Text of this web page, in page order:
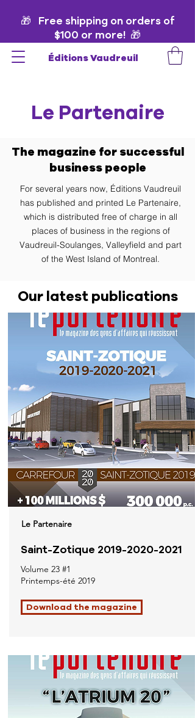
🎁 Free shipping on orders of
$100 or more! 🎁
Éditions Vaudreuil
Le Partenaire
The magazine for successful
business people
For several years now, Éditions Vaudreuil
has published and printed Le Partenaire,
which is distributed free of charge in all
places of business in the regions of
Vaudreuil-Soulanges, Valleyfield and part
of the West Island of Montreal.
Our latest publications
Le Partenaire
Saint-Zotique 2019-2020-2021
Volume 23 #1
Printemps-été 2019
Download the magazine